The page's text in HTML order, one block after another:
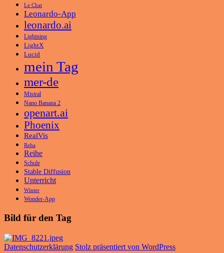
Le Chat
Leonardo-App
leonardo.ai
Lightning
LightX
Lucid
mein Tag
mer-de
Mistral
Nano Banana 2
openart.ai
Phoenix
RealVis
Reha
Reihe
Schule
Stable Diffusion
Unterricht
Winter
Wonder-App
Bild für den Tag
Datenschutzerklärung Stolz präsentiert von WordPress